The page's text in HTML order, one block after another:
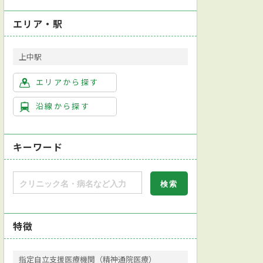
エリア・駅
上中駅
エリアから探す
沿線から探す
キーワード
特徴
指定自立支援医療機関（精神通院医療）